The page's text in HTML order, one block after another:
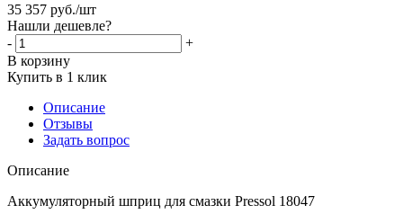
35 357 руб./шт
Нашли дешевле?
-
+
В корзину
Купить в 1 клик
Описание
Отзывы
Задать вопрос
Описание
Аккумуляторный шприц для смазки Pressol 18047